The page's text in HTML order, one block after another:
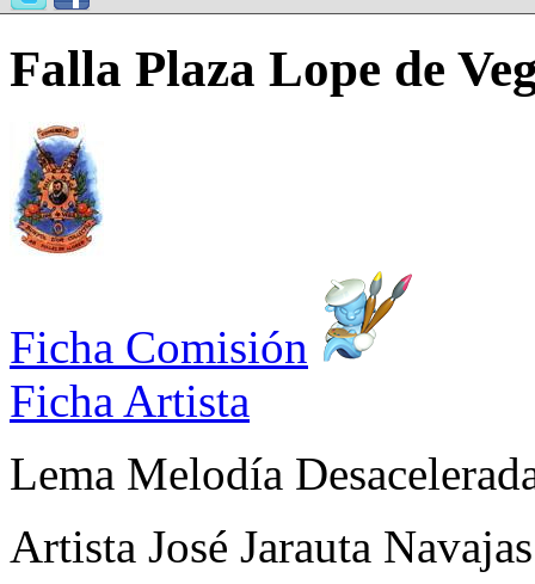
Falla Plaza Lope de
Ficha Comisión
Ficha Artista
Lema Melodía
Artista José Jarauta Navajas